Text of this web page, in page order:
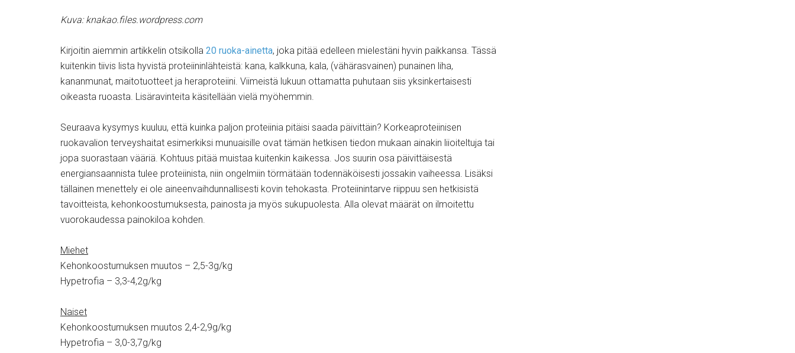
Kuva: knakao.files.wordpress.com
Kirjoitin aiemmin artikkelin otsikolla 20 ruoka-ainetta, joka pitää edelleen mielestäni hyvin paikkansa. Tässä
kuitenkin tiivis lista hyvistä proteiininlähteistä: kana, kalkkuna, kala, (vähärasvainen) punainen liha,
kananmunat, maitotuotteet ja heraproteiini. Viimeistä lukuun ottamatta puhutaan siis yksinkertaisesti
oikeasta ruoasta. Lisäravinteita käsitellään vielä myöhemmin.
Seuraava kysymys kuuluu, että kuinka paljon proteiinia pitäisi saada päivittäin? Korkeaproteiinisen
ruokavalion terveyshaitat esimerkiksi munuaisille ovat tämän hetkisen tiedon mukaan ainakin liioiteltuja tai
jopa suorastaan vääriä. Kohtuus pitää muistaa kuitenkin kaikessa. Jos suurin osa päivittäisestä
energiansaannista tulee proteiinista, niin ongelmiin törmätään todennäköisesti jossakin vaiheessa. Lisäksi
tällainen menettely ei ole aineenvaihdunnallisesti kovin tehokasta. Proteiinintarve riippuu sen hetkisistä
tavoitteista, kehonkoostumuksesta, painosta ja myös sukupuolesta. Alla olevat määrät on ilmoitettu
vuorokaudessa painokiloa kohden.
Miehet
Kehonkoostumuksen muutos – 2,5-3g/kg
Hypetrofia – 3,3-4,2g/kg
Naiset
Kehonkoostumuksen muutos 2,4-2,9g/kg
Hypetrofia – 3,0-3,7g/kg